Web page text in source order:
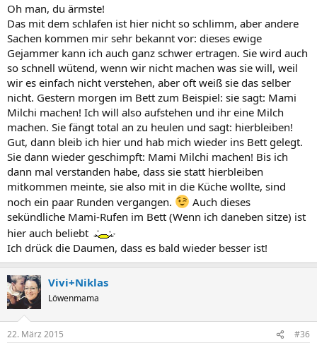
Oh man, du ärmste!
Das mit dem schlafen ist hier nicht so schlimm, aber andere
Sachen kommen mir sehr bekannt vor: dieses ewige
Gejammer kann ich auch ganz schwer ertragen. Sie wird auch
so schnell wütend, wenn wir nicht machen was sie will, weil
wir es einfach nicht verstehen, aber oft weiß sie das selber
nicht. Gestern morgen im Bett zum Beispiel: sie sagt: Mami
Milchi machen! Ich will also aufstehen und ihr eine Milch
machen. Sie fängt total an zu heulen und sagt: hierbleiben!
Gut, dann bleib ich hier und hab mich wieder ins Bett gelegt.
Sie dann wieder geschimpft: Mami Milchi machen! Bis ich
dann mal verstanden habe, dass sie statt hierbleiben
mitkommen meinte, sie also mit in die Küche wollte, sind
noch ein paar Runden vergangen.
Auch dieses
sekündliche Mami-Rufen im Bett (Wenn ich daneben sitze) ist
hier auch beliebt
Ich drück die Daumen, dass es bald wieder besser ist!
Vivi+Niklas
Löwenmama
22. März 2015 #36